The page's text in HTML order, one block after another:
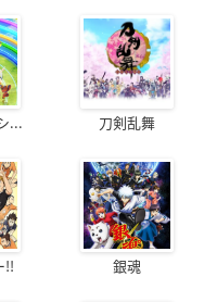
... 刀剣乱舞
!! 銀魂